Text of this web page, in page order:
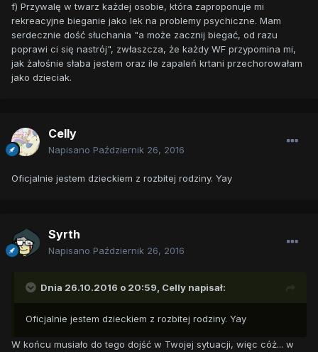
f) Przywalę w twarz każdej osobie, która zaproponuje mi
rekreacyjne bieganie jako lek na problemy psychiczne. Mam
serdecznie dość słuchania "a może zacznij biegać, od razu
poprawi ci się nastrój", zwłaszcza, że każdy WF przypomina mi,
jak żałośnie słaba jestem oraz ile zapaleń krtani przechorowałam
jako dzieciak.
Celly
Napisano Październik 26, 2016
Oficjalnie jestem dzieckiem z rozbitej rodziny. Yay
Syrth
Napisano Październik 26, 2016
Dnia 26.10.2016 o 20:59, Celly napisał:
Oficjalnie jestem dzieckiem z rozbitej rodziny. Yay
W końcu musiało do tego dojść w Twojej sytuacji, więc cóż... w